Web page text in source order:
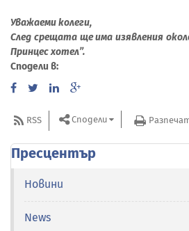
Уважаеми колеги,
След срещата ще има изявления
Принцес хотел”.
Сподели в:
RSS Сподели
Пресцентър
Новини
News